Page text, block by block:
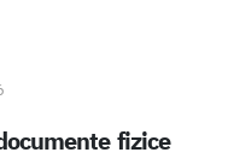
fizice